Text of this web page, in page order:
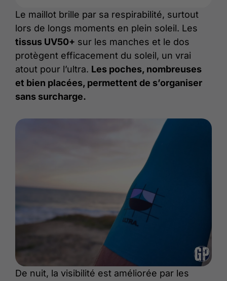
Le maillot brille par sa respirabilité, surtout
lors de longs moments en plein soleil. Les
tissus UV50+ sur les manches et le dos
protègent efficacement du soleil, un vrai
atout pour l’ultra. Les poches, nombreuses
et bien placées, permettent de s’organiser
sans surcharge.
De nuit, la visibilité est améliorée par les